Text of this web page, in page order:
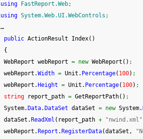
using FastReport.Web;
using System.Web.UI.WebControls ;
…
public ActionResult Index( )
{
WebReport webReport = new WebReport ( ) ;
webReport.Width = Unit. Percentage( 100) ;
webReport. Height = Unit. Percentage( 100) ;
string report_path = GetReportPath( ) ;
System. Data. DataSet dataSet = new System.
dataSet. ReadXml ( report_path + "nwind.xml"
webReport. Report . RegisterData(dataSet,